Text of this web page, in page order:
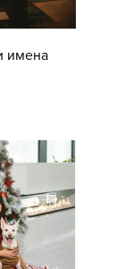
имена